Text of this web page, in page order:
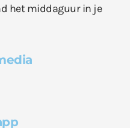
het middaguur in je